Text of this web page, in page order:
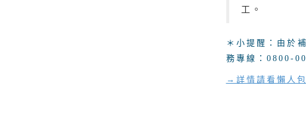
工。
＊小提醒：由於
務專線：0800-
→詳情請看懶人包